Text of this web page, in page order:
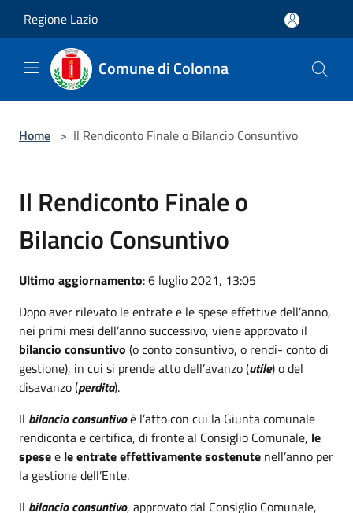
Regione Lazio
Comune di Colonna
Home > Il Rendiconto Finale o Bilancio Consuntivo
Il Rendiconto Finale o
Bilancio Consuntivo
Ultimo aggiornamento: 6 luglio 2021, 13:05
Dopo aver rilevato le entrate e le spese effettive dell’anno,
nei primi mesi dell’anno successivo, viene approvato il
bilancio consuntivo (o conto consuntivo, o rendi- conto di
gestione), in cui si prende atto dell’avanzo (utile) o del
disavanzo (perdita).
Il bilancio consuntivoè l’atto con cui la Giunta comunale
rendiconta e certifica, di fronte al Consiglio Comunale, le
spesee le entrateeffettivamente sostenute nell’anno per
la gestione dell’Ente.
Il bilancio consuntivo, approvato dal Consiglio Comunale,